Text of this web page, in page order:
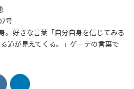
号
。好きな言葉「自分自身を信じてみる
道が見えてくる。」ゲーテの言葉で